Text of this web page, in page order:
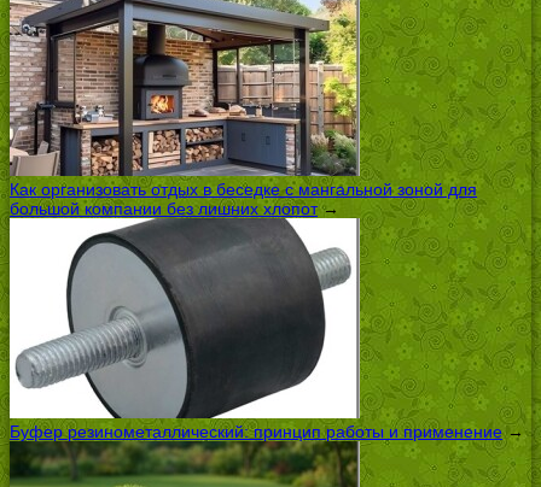
Как организовать отдых в беседке с мангальной зоной для
большой компании без лишних хлопот→
Буфер резинометаллический: принцип работы и применение→